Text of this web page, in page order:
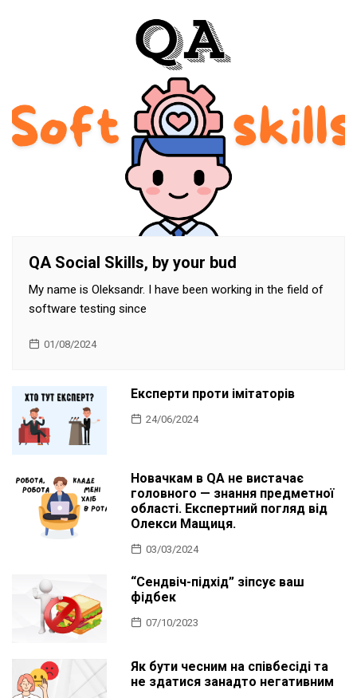
QA Social Skills, by your bud
My name is Oleksandr. I have been working in the field of
software testing since
01/08/2024
Експерти проти імітаторів
24/06/2024
Новачкам в QA не вистачає
головного — знання предметної
області. Експертний погляд від
Олекси Мащиця.
03/03/2024
“Сендвіч-підхід” зіпсує ваш
фідбек
07/10/2023
Як бути чесним на співбесіді та
не здатися занадто негативним